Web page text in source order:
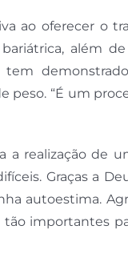
ao oferecer o
além
tem
peso. “É um
a realização de
Graças a
autoestima.
importantes